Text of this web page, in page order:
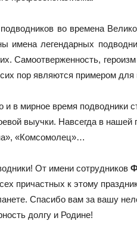
во времена
имена легендарных
Самоотверженность,
пор являются примером
и в мирное время подводники
выучки. Навсегда в нашей
«Комсомолец»…
От имени сотрудников
причастных к этому
Спасибо вам за вашу
долгу и Родине!